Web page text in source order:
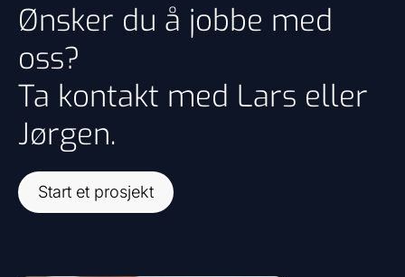
Ønsker du å jobbe med
oss?
Ta kontakt med Lars eller
Jørgen.
Start et prosjekt